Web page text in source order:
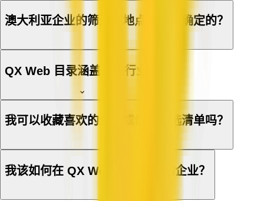
澳大利亚企业的筛选与地点是如何确定的？
QX Web 目录涵盖哪些行业？
我可以收藏喜欢的企业或创建候选清单吗？
我该如何在 QX Web 上登记我的企业？